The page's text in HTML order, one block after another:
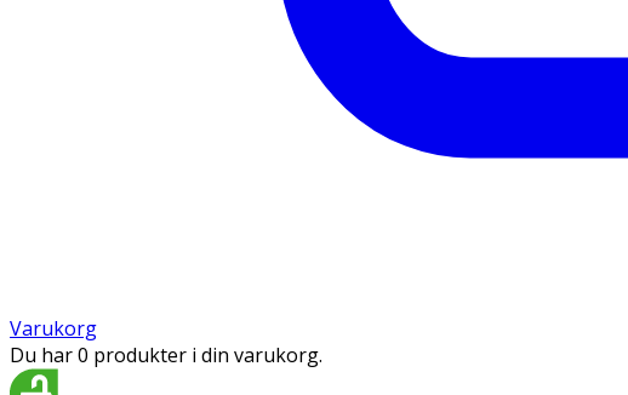
Varukorg
Du har 0 produkter i din varukorg.